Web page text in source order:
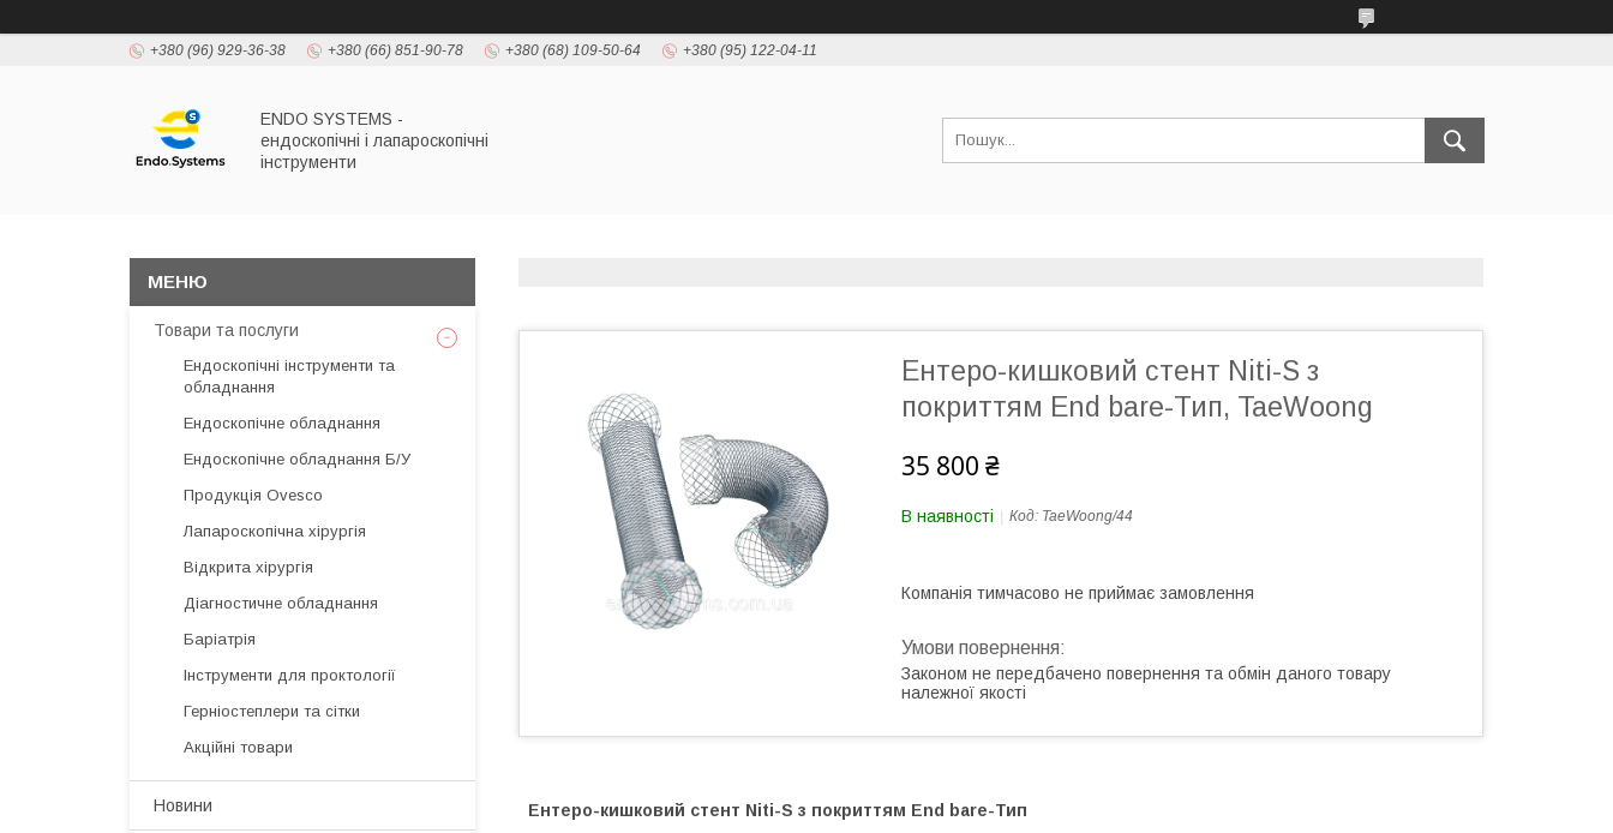
+380 (96) 929-36-38 +380 (66) 851-90-78 +380 (68) 109-50-64 +380 (95) 122-04-11
ENDO SYSTEMS -
ендоскопічні і лапароскопічні
інструменти
Ентеро-кишковий стент Niti-S з
покриттям End bare-Тип, TaeWoong
35 800 ₴
В наявності Код: TaeWoong/44
Компанія тимчасово не приймає замовлення
Законом не передбачено повернення та обмін даного товару
належної якості
Ентеро-кишковий стент Niti-S з покриттям End bare-Тип
Товари та послуги
Ендоскопічні інструменти та
обладнання
Ендоскопічне обладнання
Ендоскопічне обладнання Б/У
Продукція Ovesco
Лапароскопічна хірургія
Відкрита хірургія
Діагностичне обладнання
Баріатрія
Інструменти для проктології
Герніостеплери та сітки
Акційні товари
Новини